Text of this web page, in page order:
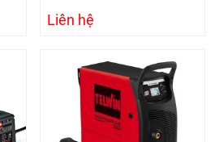
Liên hệ